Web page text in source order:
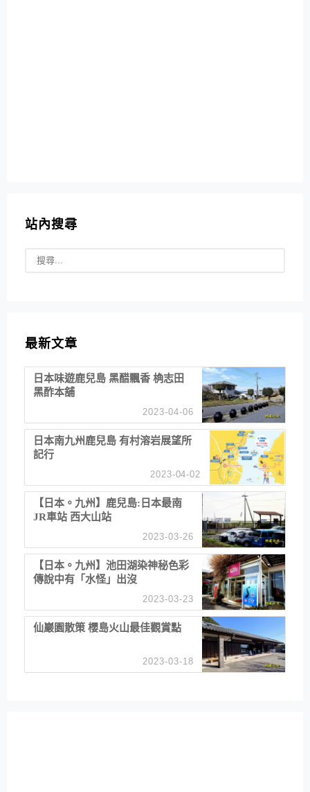
站內搜尋
最新文章
日本味遊鹿兒島 黑醋飄香 桷志田
黑酢本舖
2023-04-06
日本南九州鹿兒島 有村溶岩展望所
記行
2023-04-02
【日本。九州】鹿兒島:日本最南
JR車站 西大山站
2023-03-26
【日本。九州】池田湖染神秘色彩
傳說中有「水怪」出沒
2023-03-23
仙巖園散策 櫻島火山最佳觀賞點
2023-03-18